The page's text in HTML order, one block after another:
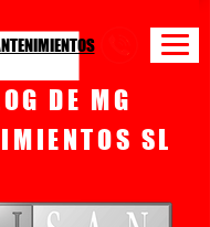
DE MG
SL